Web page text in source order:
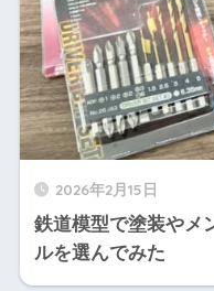
2026年2月15日
鉄道模型で塗装やメ
ルを選んでみた